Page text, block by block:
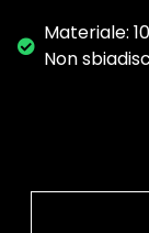
Materiale:
Non